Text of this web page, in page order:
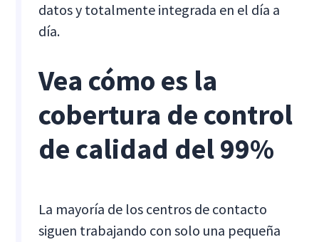
datos y totalmente integrada en el día a
día.
Vea cómo es la
cobertura de control
de calidad del 99%
La mayoría de los centros de contacto
siguen trabajando con solo una pequeña